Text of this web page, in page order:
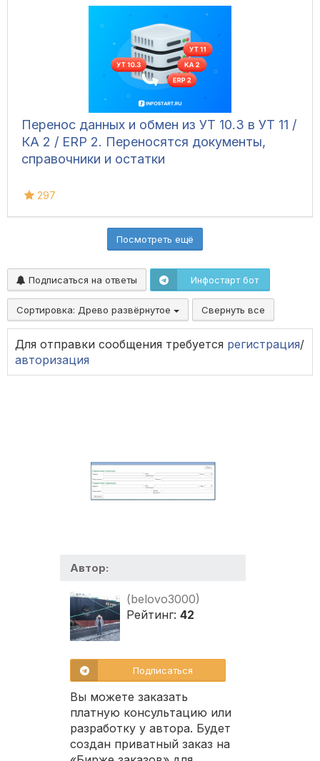
вручную, напрямую с весов, а также
управлять дополнительным
оборудованием и контролировать
движение транспорта.
Перенос данных и обмен из УТ 10.3 в УТ 11 /
КА 2 / ERP 2. Переносятся документы,
справочники и остатки
297
Посмотреть ещё
Подписаться на ответы Инфостарт бот
Сортировка: Древо развёрнутое Свернуть все
Для отправки сообщения требуется регистрация/
авторизация
Автор:
(belovo3000)
Рейтинг: 42
Подписаться
Вы можете заказать
платную консультацию или
разработку у автора. Будет
создан приватный заказ на